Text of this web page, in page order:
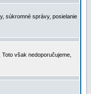
súkromné správy, posielanie
však nedoporučujeme,